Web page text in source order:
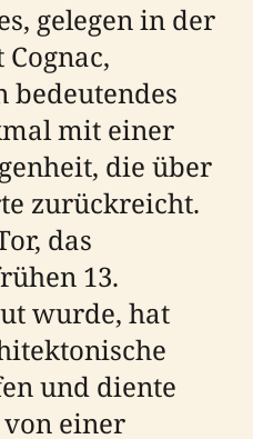
gelegen in der
bedeutendes
mit einer
die über
zurückreicht.
das
13.
wurde, hat
und diente
einer